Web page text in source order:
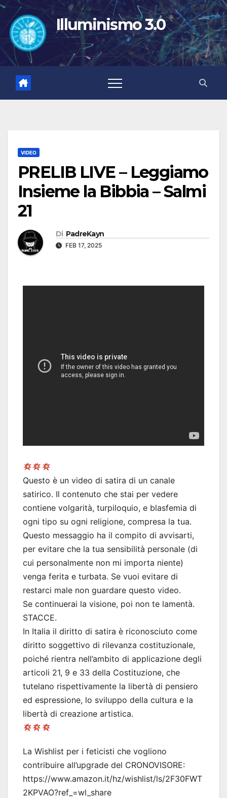
Salta
contenuto
Illuminismo 3.0
VIDEO
PRELIB LIVE – Leggiamo
Insieme la Bibbia – Salmi
21
Di PadreKayn
FEB 17, 2025
Questo è un video di satira di un canale
satirico. Il contenuto che stai per vedere
contiene volgarità, turpiloquio, e blasfemia di
ogni tipo su ogni religione, compresa la tua.
Questo messaggio ha il compito di avvisarti,
per evitare che la tua sensibilità personale (di
cui personalmente non mi importa niente)
venga ferita e turbata. Se vuoi evitare di
restarci male non guardare questo video.
Se continuerai la visione, poi non te lamentà.
STACCE.
In Italia il diritto di satira è riconosciuto come
diritto soggettivo di rilevanza costituzionale,
poiché rientra nell’ambito di applicazione degli
articoli 21, 9 e 33 della Costituzione, che
tutelano rispettivamente la libertà di pensiero
ed espressione, lo sviluppo della cultura e la
libertà di creazione artistica.
La Wishlist per i feticisti che vogliono
contribuire all’upgrade del CRONOVISORE:
https://www.amazon.it/hz/wishlist/ls/2F30FWT
2KPVAO?ref_=wl_share